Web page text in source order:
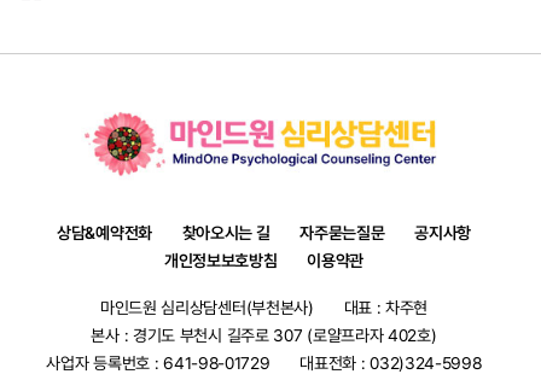
상담&예약전화 찾아오시는 길 자주묻는질문
공지사항
개인정보보호방침
이용약관
마인드원 심리상담센터(부천본사)
대표 : 차주현
본사 : 경기도 부천시 길주로 307 (로얄프라자 402호)
사업자 등록번호 : 641-98-01729
대표전화 : 032)324-5998